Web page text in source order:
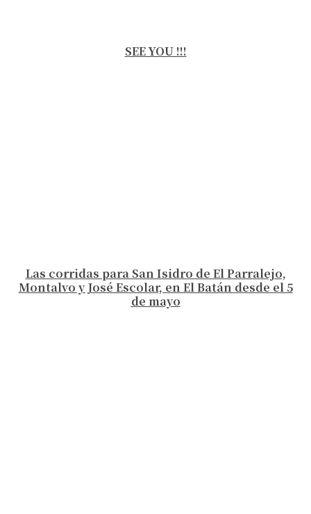
SEE YOU !!!
Las corridas para San Isidro de El Parralejo,
Montalvo y José Escolar, en El Batán desde el 5
de mayo